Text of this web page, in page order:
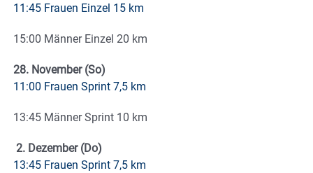
11:45 Frauen Einzel 15 km
15:00 Männer Einzel 20 km
28. November (So)
11:00 Frauen Sprint 7,5 km
13:45 Männer Sprint 10 km
2. Dezember (Do)
13:45 Frauen Sprint 7,5 km